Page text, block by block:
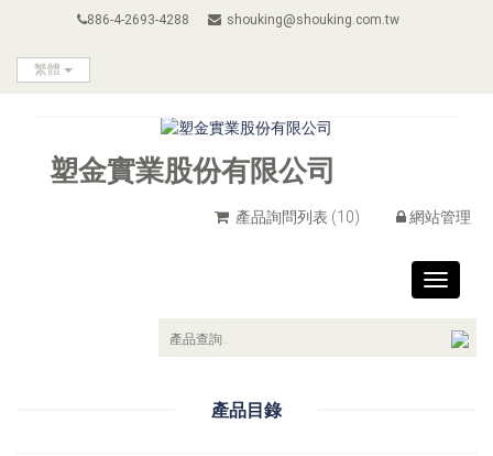
886-4-2693-4288 shouking@shouking.com.tw
繁體
塑金實業股份有限公司
產品詢問列表 (10) 網站管理
Toggle
產品目錄